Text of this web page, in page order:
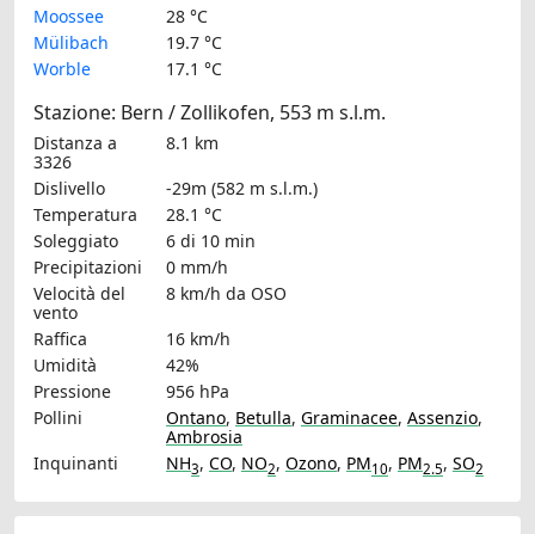
Moossee
28 °C
Mülibach
19.7 °C
Worble
17.1 °C
Stazione: Bern / Zollikofen, 553 m s.l.m.
Distanza a
3326
8.1 km
Dislivello
-29m (582 m s.l.m.)
Temperatura
28.1 °C
Soleggiato
6 di 10 min
Precipitazioni
0 mm/h
Velocità del
vento
8 km/h da OSO
Raffica
16 km/h
Umidità
42%
Pressione
956 hPa
Pollini
Ontano, Betulla, Graminacee, Assenzio,
Ambrosia
Inquinanti
NH3, CO, NO2, Ozono, PM10, PM2.5, SO2